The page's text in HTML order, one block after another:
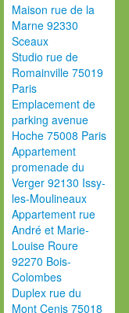
Maison rue de la
Marne 92330
Sceaux
Studio rue de
Romainville 75019
Paris
Emplacement de
parking avenue
Hoche 75008 Paris
Appartement
promenade du
Verger 92130 Issy-
les-Moulineaux
Appartement rue
André et Marie-
Louise Roure
92270 Bois-
Colombes
Duplex rue du
Mont Cenis 75018